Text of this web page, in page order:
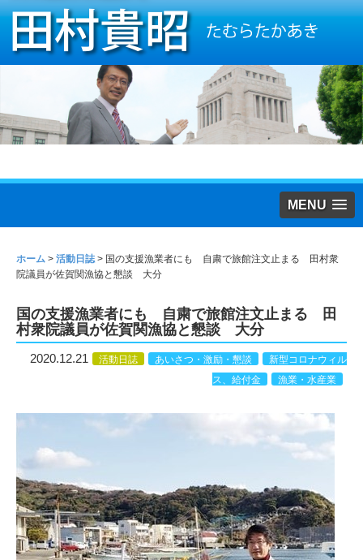
MENU
ホーム > 活動日誌> 国の支援漁業者にも 自粛で旅館注文止まる 田村衆
院議員が佐賀関漁協と懇談 大分
国の支援漁業者にも 自粛で旅館注文止まる 田
村衆院議員が佐賀関漁協と懇談 大分
2020.12.21 活動日誌 あいさつ・激励・懇談
新型コロナウィル
ス、給付金
漁業・水産業